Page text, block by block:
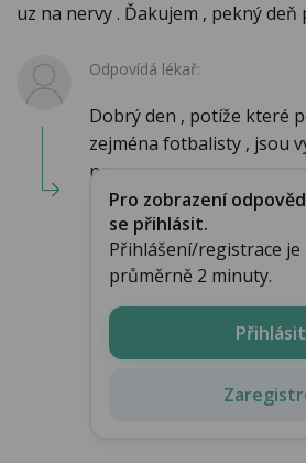
uz na nervy . Ďakujem , pekný deň
Odpovídá lékař:
Dobrý den , potíže které
zejména fotbalisty , jsou
nerovn...
Pro zobrazení
se přihlásit.
Přihlášení/registrace je
průměrně 2 minuty.